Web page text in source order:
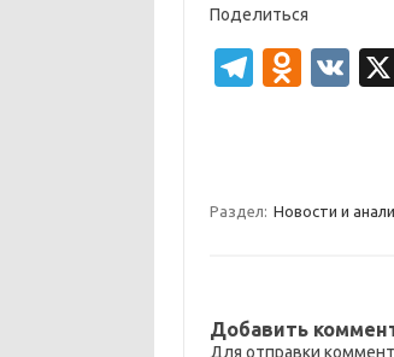
Поделиться
T
a
O
kl
ik
V
Раздел: Новости и
Добавить
Для отправки